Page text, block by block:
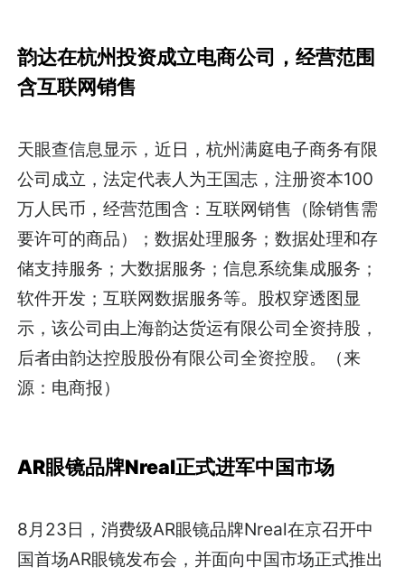
韵达在杭州投资成立电商公司，经营范围
含互联网销售
天眼查信息显示，近日，杭州满庭电子商务有限
公司成立，法定代表人为王国志，注册资本100
万人民币，经营范围含：互联网销售（除销售需
要许可的商品）；数据处理服务；数据处理和存
储支持服务；大数据服务；信息系统集成服务；
软件开发；互联网数据服务等。股权穿透图显
示，该公司由上海韵达货运有限公司全资持股，
后者由韵达控股股份有限公司全资控股。（来
源：电商报）
AR眼镜品牌Nreal正式进军中国市场
8月23日，消费级AR眼镜品牌Nreal在京召开中
国首场AR眼镜发布会，并面向中国市场正式推出